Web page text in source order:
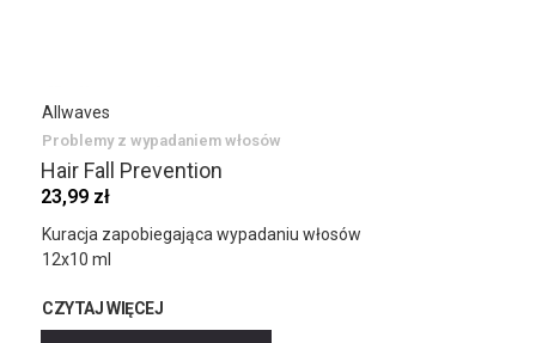
Allwaves
Problemy z wypadaniem włosów
Hair Fall Prevention
23,99 zł
Kuracja zapobiegająca wypadaniu włosów
12x10 ml
CZYTAJ WIĘCEJ